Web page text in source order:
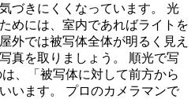
づきにくくなっています。 光
めには、室内であればライトを
外では被写体全体が明るく見え
真を取りましょう。 順光で写
、「被写体に対して前方から
います。 プロのカメラマンで